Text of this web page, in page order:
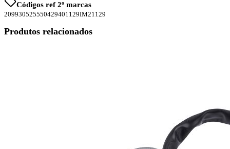
Códigos ref 2º marcas
209930525550429401129IM21129
Produtos relacionados